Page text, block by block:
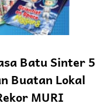
Batu Sinter 5
Buatan Lokal
MURI